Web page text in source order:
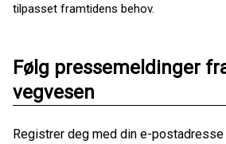
tilpasset framtidens behov.
Følg pressemeldinger
vegvesen
Registrer deg med din e-